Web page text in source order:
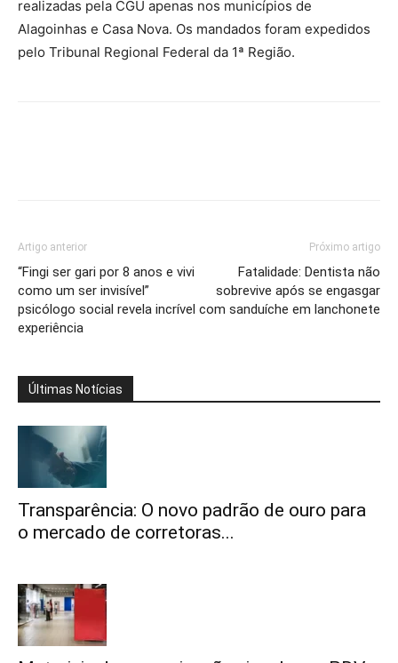
realizadas pela CGU apenas nos municípios de
Alagoinhas e Casa Nova. Os mandados foram expedidos
pelo Tribunal Regional Federal da 1ª Região.
Artigo anterior
“Fingi ser gari por 8 anos e vivi
como um ser invisível”
psicólogo social revela incrível
experiência
Próximo artigo
Fatalidade: Dentista não
sobrevive após se engasgar
com sanduíche em lanchonete
Últimas Notícias
Transparência: O novo padrão de ouro para
o mercado de corretoras...